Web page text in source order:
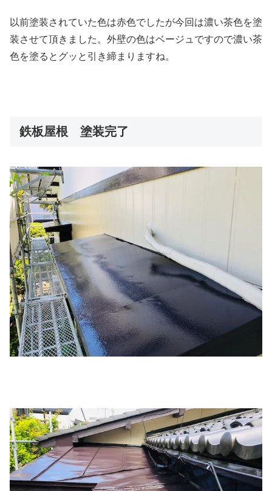
以前塗装されていた色は赤色でしたが今回は濃い茶色を塗
装させて頂きました。外壁の色はベージュですので濃い茶
色を塗るとグッと引き締まりますね。
鉄板屋根 塗装完了